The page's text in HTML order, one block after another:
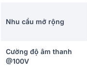
Nhu cầu mở rộng
Cường độ âm thanh
@100V